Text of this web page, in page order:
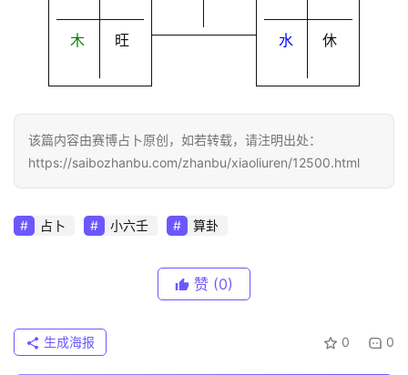
木 旺 水 休
该篇内容由赛博占卜原创，如若转载，请注明出处：
https://saibozhanbu.com/zhanbu/xiaoliuren/12500.html
占卜 小六壬 算卦
赞 (0)
0 0
生成海报